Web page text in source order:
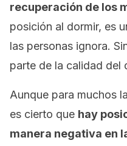
recuperación de los
posición al dormir, es
las personas ignora.
parte de la calidad del
Aunque para muchos
es cierto que hay
manera negativa en